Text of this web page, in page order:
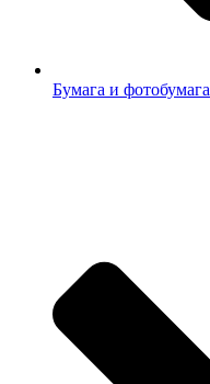
Бумага и фотобумага